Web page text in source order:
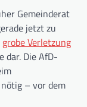
Gemeinderat
jetzt zu
grobe Verletzung
dar. Die AfD-
– vor dem